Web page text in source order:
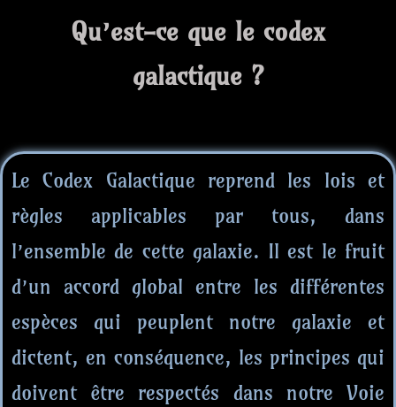
Qu’est-ce que le codex
galactique ?
Le Codex Galactique reprend les lois et
règles applicables par tous, dans
l’ensemble de cette galaxie. Il est le fruit
d’un accord global entre les différentes
espèces qui peuplent notre galaxie et
dictent, en conséquence, les principes qui
doivent être respectés dans notre Voie